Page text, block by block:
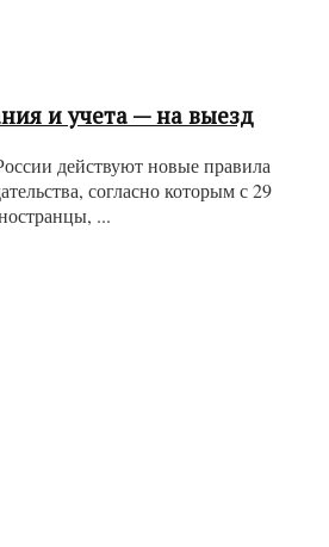
и учета — на выезд
действуют новые правила
согласно которым с 29
...